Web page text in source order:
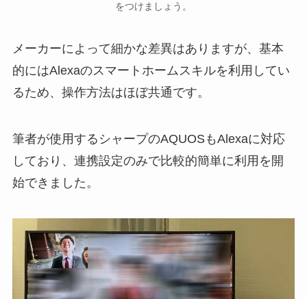
をつけましょう。
メーカーによって細かな差異はありますが、基本
的にはAlexaのスマートホームスキルを利用してい
るため、操作方法はほぼ共通です。
筆者が使用するシャープのAQUOSもAlexaに対応
しており、連携設定のみで比較的簡単に利用を開
始できました。